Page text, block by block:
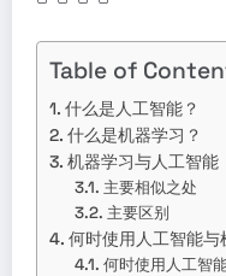
Table of
什么是人工智能？
什么是机器学习？
机器学习与人工智能
主要相似之处
主要区别
何时使用人工智能与
何时使用人工智